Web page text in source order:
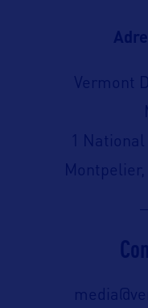
Vermont
1
Montpelier,